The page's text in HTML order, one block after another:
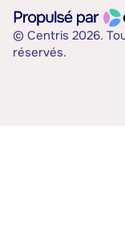
© Centris 2026.
réservés.